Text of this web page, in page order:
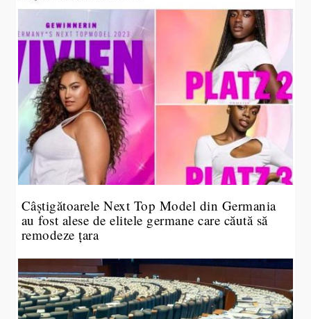
Câștigătoarele Next Top Model din Germania
au fost alese de elitele germane care căută să
remodeze țara